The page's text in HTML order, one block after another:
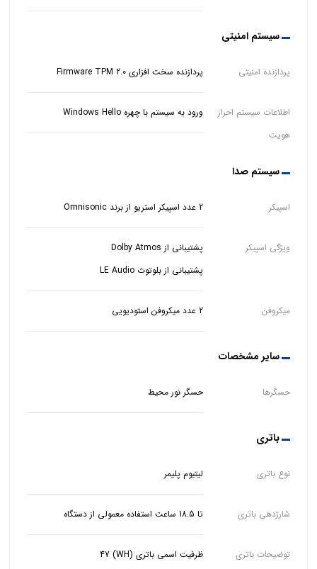
سیستم امنیتی
پردازنده امنیتی پردازنده سخت افزاری Firmware TPM 2.0
اطلاعات سیستم احراز
هویت
ورود به سیستم با چهره Windows Hello
سیستم صدا
اسپیکر 2 عدد اسپیکر استریو از برند Omnisonic
ویژگی اسپیکر
پشتیبانی از Dolby Atmos
پشتیبانی از بلوتوث LE Audio
میکروفن 2 عدد میکروفن استودیویی
سایر مشخصات
حسگرها حسگر نور محیط
باتری
نوع باتری لیتیوم پلیمر
شارژدهی باتری تا 18.5 ساعت استفاده معمولی از دستگاه
توضیحات باتری
ظرفیت اسمی باتری (WH) 47